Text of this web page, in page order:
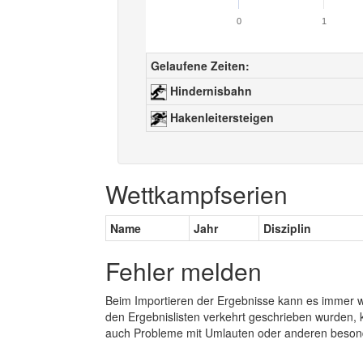
0 1
Gelaufene Zeiten:
Hindernisbahn
Hakenleitersteigen
Wettkampfserien
Name Jahr Disziplin
Fehler melden
Beim Importieren der Ergebnisse kann es
den Ergebnislisten verkehrt geschrieben
auch Probleme mit Umlauten oder anderen